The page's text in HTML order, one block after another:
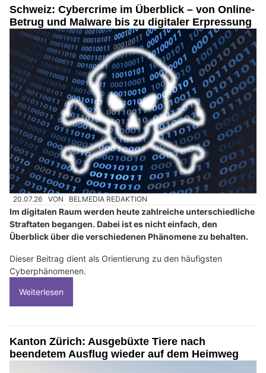
Schweiz: Cybercrime im Überblick – von Online-
Betrug und Malware bis zu digitaler Erpressung
20.07.26 VON BELMEDIA REDAKTION
Im digitalen Raum werden heute zahlreiche unterschiedliche
Straftaten begangen. Dabei ist es nicht einfach, den
Überblick über die verschiedenen Phänomene zu behalten.
Dieser Beitrag dient als Orientierung zu den häufigsten
Cyberphänomenen.
Weiterlesen
Kanton Zürich: Ausgebüxte Tiere nach
beendetem Ausflug wieder auf dem Heimweg